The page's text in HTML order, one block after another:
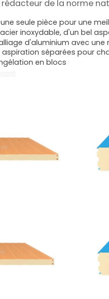
de la norme
seule pièce pour une
inoxydable, d'un bel
d'aluminium avec
séparées pour
en blocs